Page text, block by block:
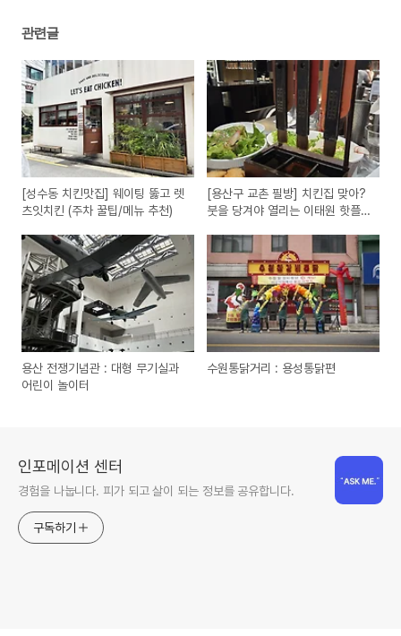
관련글
[성수동 치킨맛집] 웨이팅 뚫고 렛
츠잇치킨 (주차 꿀팁/메뉴 추천)
[용산구 교촌 필방] 치킨집 맞아?
붓을 당겨야 열리는 이태원 핫플
용산 전쟁기념관 : 대형 무기실과
어린이 놀이터
수원통닭거리 : 용성통닭편
인포메이션 센터
경험을 나눕니다. 피가 되고 살이 되는 정보를 공유합니다.
구독하기